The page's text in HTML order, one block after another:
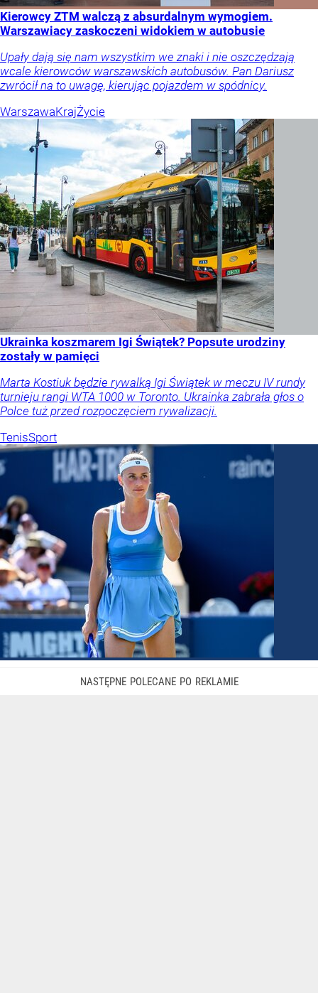
Kierowcy ZTM walczą z absurdalnym wymogiem.
Warszawiacy zaskoczeni widokiem w autobusie
Upały dają się nam wszystkim we znaki i nie oszczędzają
wcale kierowców warszawskich autobusów. Pan Dariusz
zwrócił na to uwagę, kierując pojazdem w spódnicy.
WarszawaKrajŻycie
Ukrainka koszmarem Igi Świątek? Popsute urodziny
zostały w pamięci
Marta Kostiuk będzie rywalką Igi Świątek w meczu IV rundy
turnieju rangi WTA 1000 w Toronto. Ukrainka zabrała głos o
Polce tuż przed rozpoczęciem rywalizacji.
TenisSport